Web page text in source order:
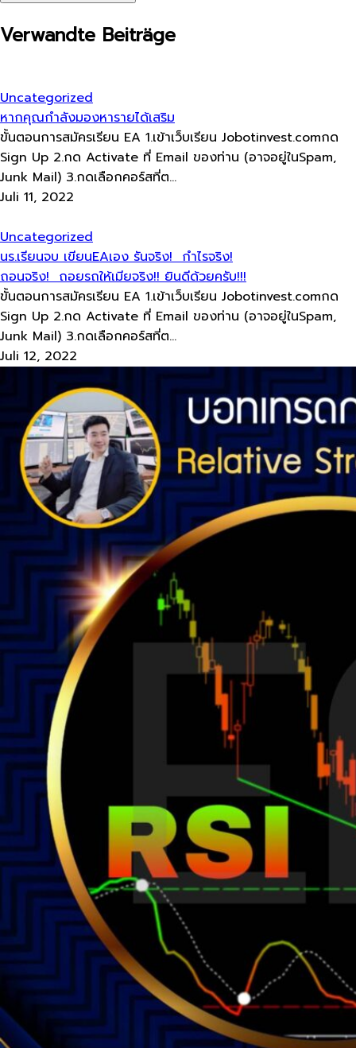
Verwandte Beiträge
Uncategorized
หากคุณกำลังมองหา​รายได้เสริม
ขั้นตอนการสมัครเรียน EA 1.เข้าเว็บเรียน Jobotinvest.comกด
Sign Up 2.กด Activate ที่ Email ของท่าน (อาจอยู่ในSpam,
Junk Mail) 3.กดเลือกคอร์สที่ต...
Juli 11, 2022
Uncategorized
นร.เรียนจบ​ เขียนEAเอง รันจริง! ​ กำไรจริง!
ถอนจริง! ​ ถอยรถให้เมียจริง!! ยินดีด้วยครับ!!!
ขั้นตอนการสมัครเรียน EA 1.เข้าเว็บเรียน Jobotinvest.comกด
Sign Up 2.กด Activate ที่ Email ของท่าน (อาจอยู่ในSpam,
Junk Mail) 3.กดเลือกคอร์สที่ต...
Juli 12, 2022